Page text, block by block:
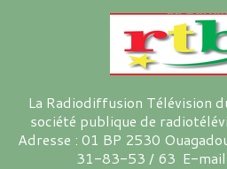
La Radiodiffusion Télévision
société publique de
Adresse : 01 BP 2530
31-83-53 / 63 E-